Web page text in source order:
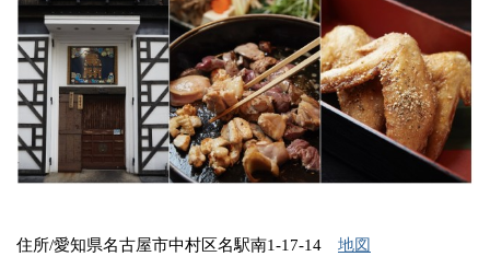
住所/愛知県名古屋市中村区名駅南1-17-14 地図